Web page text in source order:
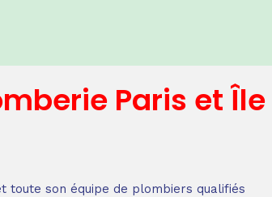
Paris et Île
toute son équipe de plombiers qualifiés